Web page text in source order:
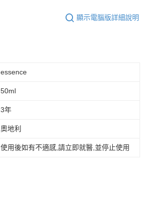
顯示電腦版詳細說明
essence
50ml
3年
奧地利
使用後如有不適感,請立即就醫,並停止使用